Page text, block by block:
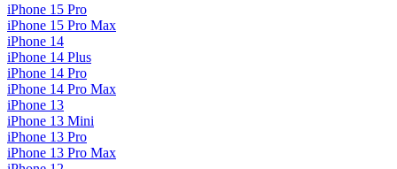
iPhone 15 Pro
iPhone 15 Pro Max
iPhone 14
iPhone 14 Plus
iPhone 14 Pro
iPhone 14 Pro Max
iPhone 13
iPhone 13 Mini
iPhone 13 Pro
iPhone 13 Pro Max